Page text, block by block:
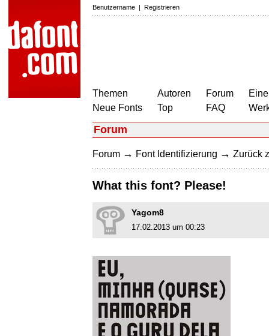
Benutzername | Registrieren
Themen
Neue Fonts
Autoren
Top
Forum
FAQ
Forum
Forum → Font Identifizierung → Zurück
What this font? Please!
Yagom8
17.02.2013 um 00:23